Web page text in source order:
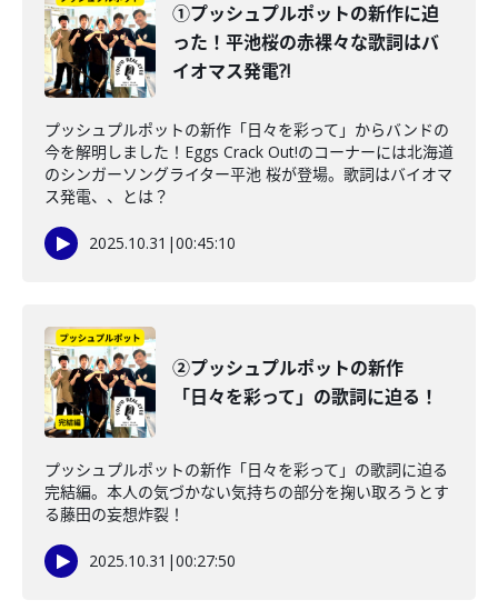
①プッシュプルポットの新作に迫
った！平池桜の赤裸々な歌詞はバ
イオマス発電?!
プッシュプルポットの新作「日々を彩って」からバンドの
今を解明しました！Eggs Crack Out!のコーナーには北海道
のシンガーソングライター平池 桜が登場。歌詞はバイオマ
ス発電、、とは？
2025.10.31 |00:45:10
②プッシュプルポットの新作
「日々を彩って」の歌詞に迫る！
プッシュプルポットの新作「日々を彩って」の歌詞に迫る
完結編。本人の気づかない気持ちの部分を掬い取ろうとす
る藤田の妄想炸裂！
2025.10.31 |00:27:50